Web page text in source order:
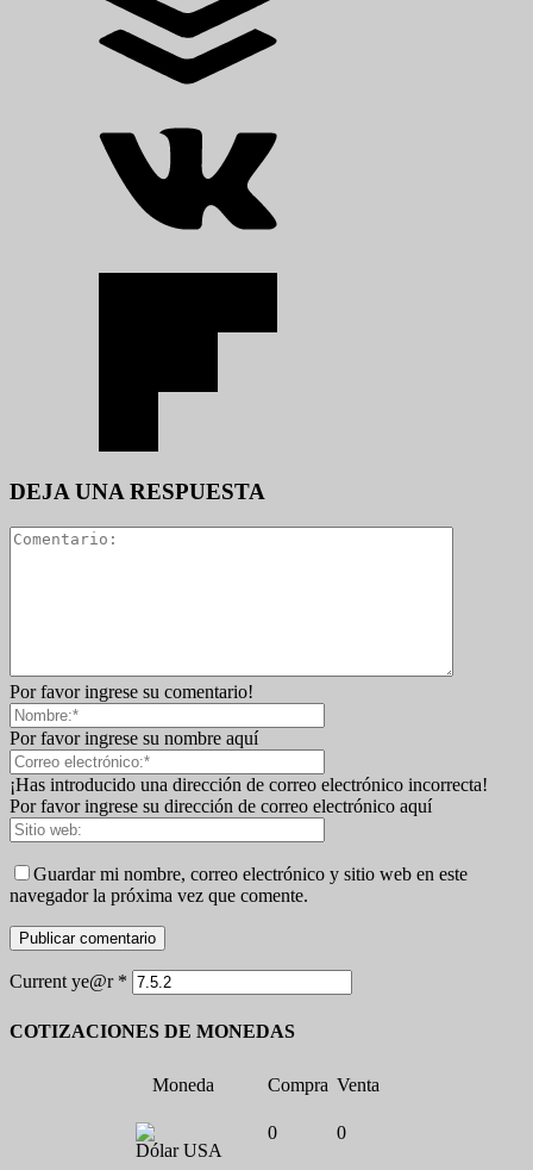
DEJA UNA RESPUESTA
Por favor ingrese su comentario!
Por favor ingrese su nombre aquí
¡Has introducido una dirección de correo electrónico incorrecta!
Por favor ingrese su dirección de correo electrónico aquí
Guardar mi nombre, correo electrónico y sitio web en este
navegador la próxima vez que comente.
Current ye@r *
COTIZACIONES DE MONEDAS
Moneda Compra Venta
Dólar USA
0 0